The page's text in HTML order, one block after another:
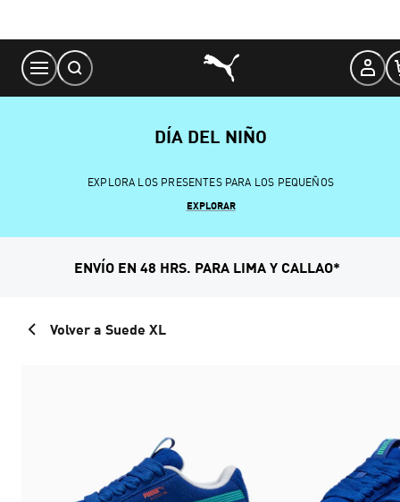
Content
DÍA DEL NIÑO
EXPLORA LOS PRESENTES PARA LOS PEQUEÑOS
EXPLORAR
ENVÍO EN 48 HRS. PARA LIMA Y CALLAO*
Volver a Suede XL